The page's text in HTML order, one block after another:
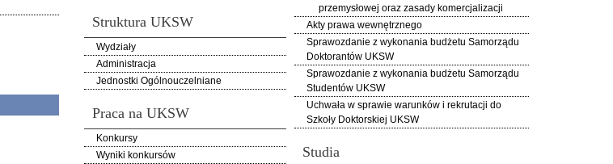
Struktura UKSW
Wydziały
Administracja
Jednostki Ogólnouczelniane
Praca na UKSW
Konkursy
Wyniki konkursów
przemysłowej oraz zasady komercjalizacji
Akty prawa wewnętrznego
Sprawozdanie z wykonania budżetu Samorządu
Doktorantów UKSW
Sprawozdanie z wykonania budżetu Samorządu
Studentów UKSW
Uchwała w sprawie warunków i rekrutacji do
Szkoły Doktorskiej UKSW
Studia